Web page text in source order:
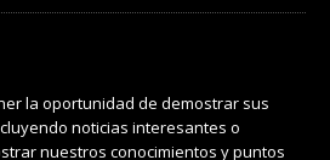
la oportunidad de demostrar sus
noticias interesantes o
nuestros conocimientos y puntos